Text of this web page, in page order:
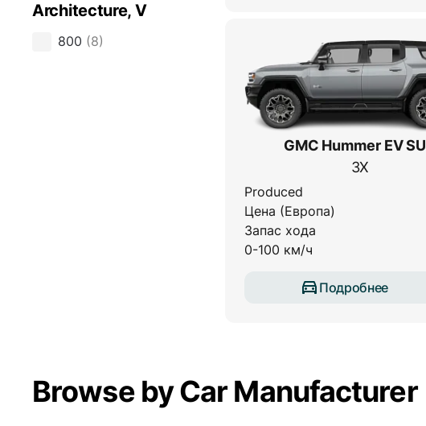
Architecture, V
800 (8)
GMC Hummer EV
3X
Produced
Цена (Европа)
Запас хода
0-100 км/ч
Подробнее
Browse by Car Manufacturer